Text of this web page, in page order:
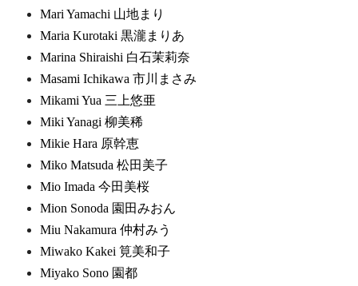
Mari Yamachi 山地まり
Maria Kurotaki 黒瀧まりあ
Marina Shiraishi 白石茉莉奈
Masami Ichikawa 市川まさみ
Mikami Yua 三上悠亜
Miki Yanagi 柳美稀
Mikie Hara 原幹恵
Miko Matsuda 松田美子
Mio Imada 今田美桜
Mion Sonoda 園田みおん
Miu Nakamura 仲村みう
Miwako Kakei 筧美和子
Miyako Sono 園都